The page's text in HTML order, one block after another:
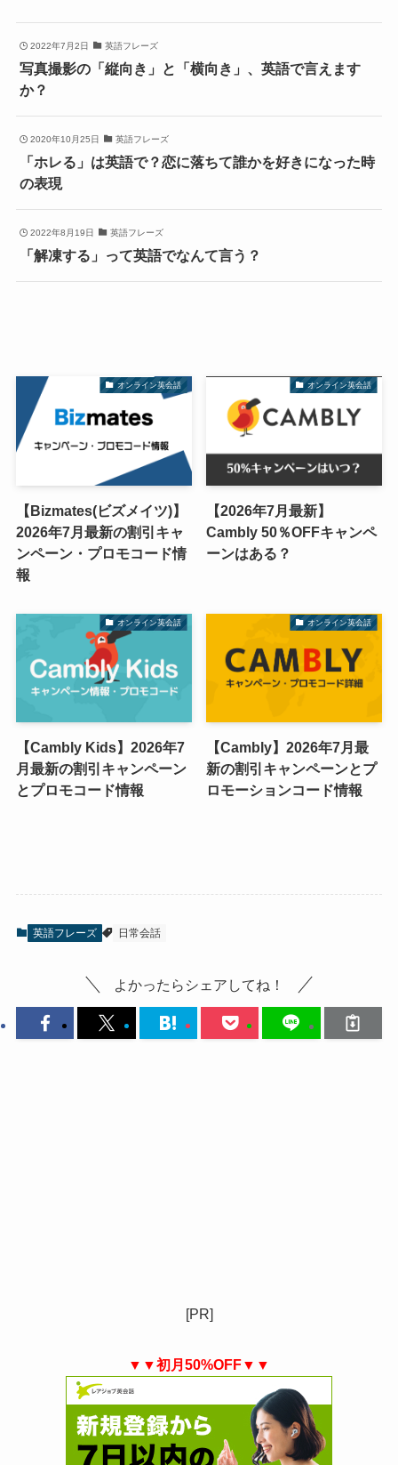
2022年7月2日 英語フレーズ
写真撮影の「縦向き」と「横向き」、英語で言えます
か？
2020年10月25日 英語フレーズ
「ホレる」は英語で？恋に落ちて誰かを好きになった時
の表現
2022年8月19日 英語フレーズ
「解凍する」って英語でなんて言う？
オンライン英会話
【Bizmates(ビズメイツ)】
2026年7月最新の割引キャ
ンペーン・プロモコード情
報
オンライン英会話
【2026年7月最新】
Cambly 50％OFFキャンペ
ーンはある？
オンライン英会話
【Cambly Kids】2026年7
月最新の割引キャンペーン
とプロモコード情報
オンライン英会話
【Cambly】2026年7月最
新の割引キャンペーンとプ
ロモーションコード情報
英語フレーズ 日常会話
よかったらシェアしてね！
[PR]
▼▼初月50%OFF▼▼